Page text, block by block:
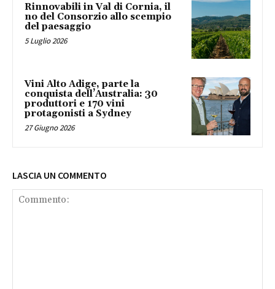
Rinnovabili in Val di Cornia, il
no del Consorzio allo scempio
del paesaggio
5 Luglio 2026
Vini Alto Adige, parte la
conquista dell’Australia: 30
produttori e 170 vini
protagonisti a Sydney
27 Giugno 2026
LASCIA UN COMMENTO